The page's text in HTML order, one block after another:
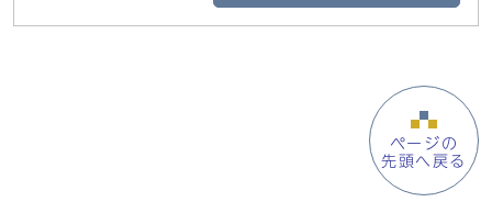
ページの
先頭へ戻る